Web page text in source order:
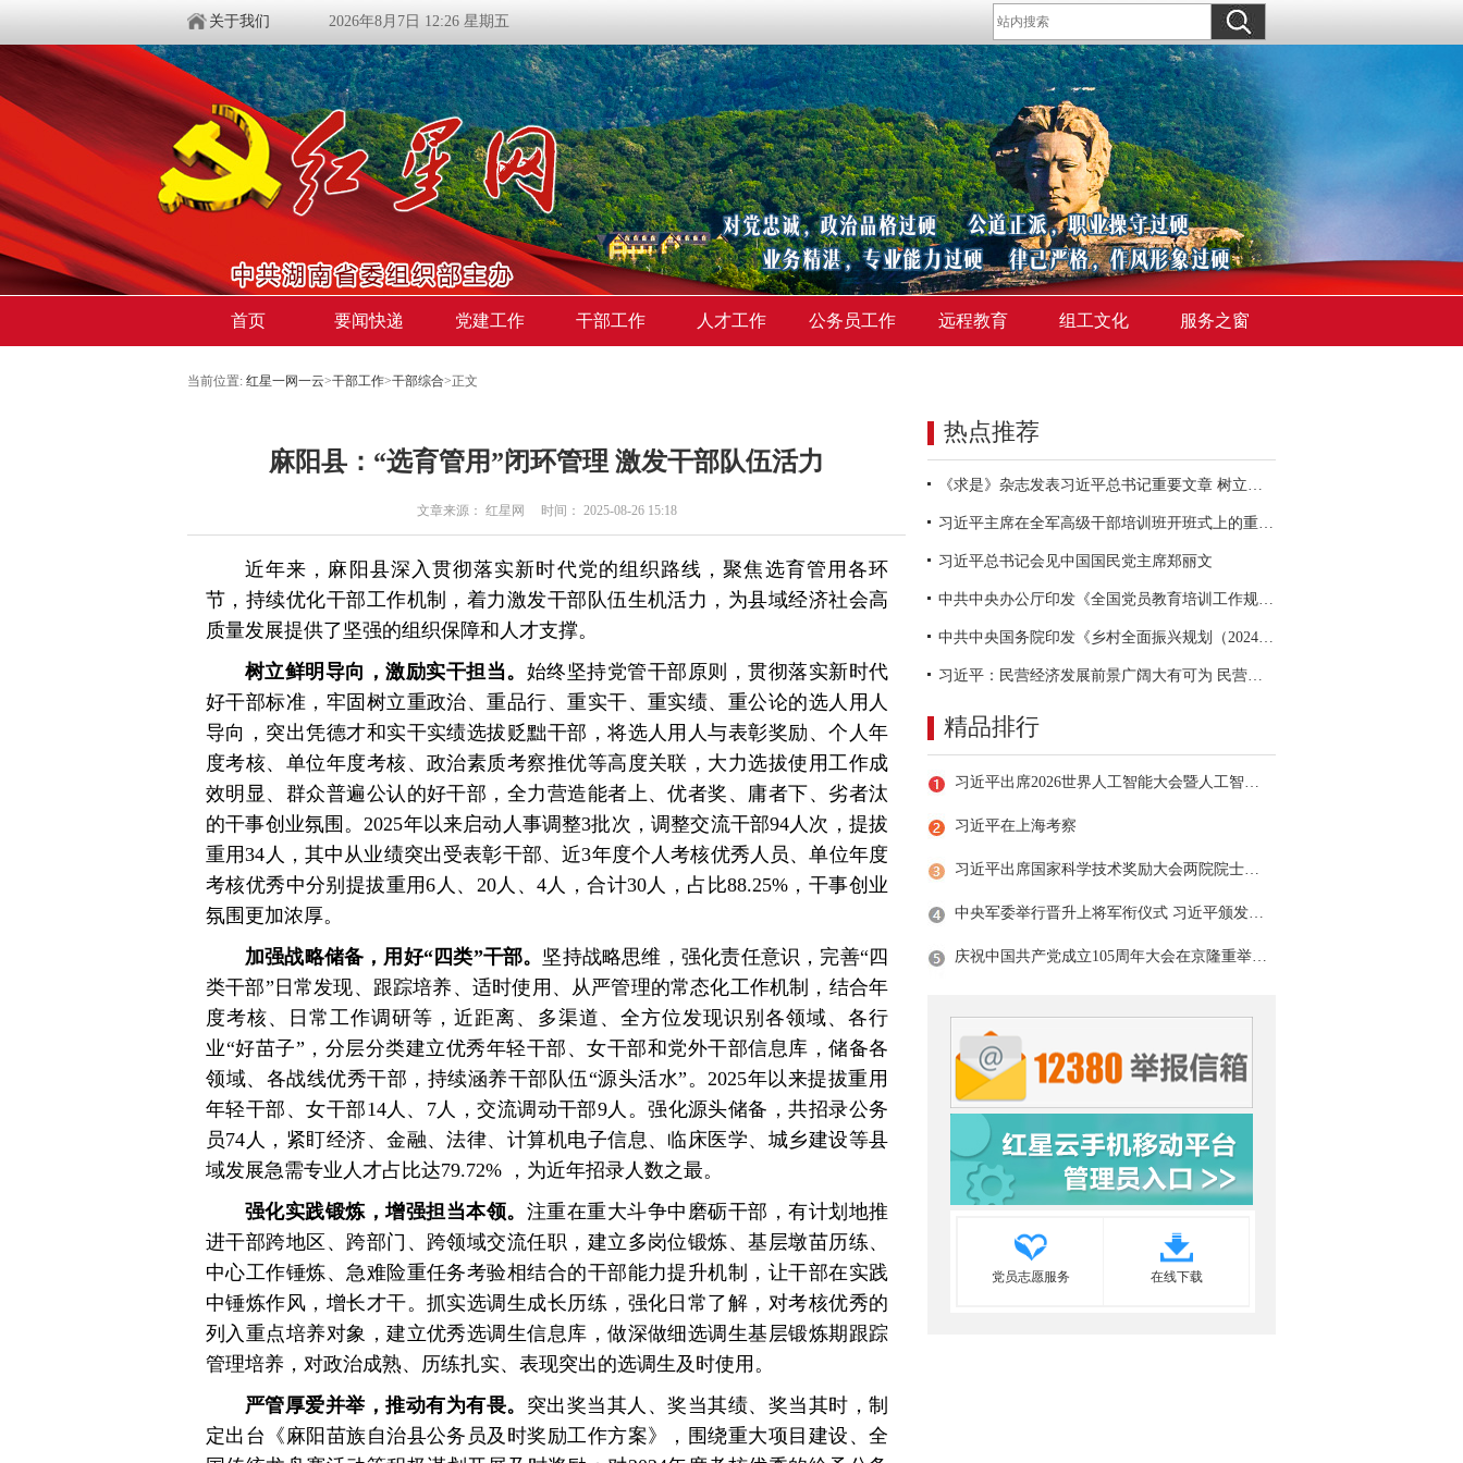
关于我们 2026年8月7日 12:26 星期五
首页 要闻快递 党建工作 干部工作 人才工作 公务员工作 远程教育 组工文化 服务之窗
当前位置: 红星一网一云>干部工作>干部综合>正文
麻阳县：“选育管用”闭环管理 激发干部队伍活力
文章来源： 红星网 时间： 2025-08-26 15:18
近年来，麻阳县深入贯彻落实新时代党的组织路线，聚焦选育管用各环
节，持续优化干部工作机制，着力激发干部队伍生机活力，为县域经济社会高
质量发展提供了坚强的组织保障和人才支撑。
树立鲜明导向，激励实干担当。 始终坚持党管干部原则，贯彻落实新时代
好干部标准，牢固树立重政治、重品行、重实干、重实绩、重公论的选人用人
导向，突出凭德才和实干实绩选拔贬黜干部，将选人用人与表彰奖励、个人年
度考核、单位年度考核、政治素质考察推优等高度关联，大力选拔使用工作成
效明显、群众普遍公认的好干部，全力营造能者上、优者奖、庸者下、劣者汰
的干事创业氛围。2025年以来启动人事调整3批次，调整交流干部94人次，提拔
重用34人，其中从业绩突出受表彰干部、近3年度个人考核优秀人员、单位年度
考核优秀中分别提拔重用6人、20人、4人，合计30人，占比88.25%，干事创业
氛围更加浓厚。
加强战略储备，用好“四类”干部。 坚持战略思维，强化责任意识，完善“四
类干部”日常发现、跟踪培养、适时使用、从严管理的常态化工作机制，结合年
度考核、日常工作调研等，近距离、多渠道、全方位发现识别各领域、各行
业“好苗子”，分层分类建立优秀年轻干部、女干部和党外干部信息库，储备各
领域、各战线优秀干部，持续涵养干部队伍“源头活水”。2025年以来提拔重用
年轻干部、女干部14人、7人，交流调动干部9人。强化源头储备，共招录公务
员74人，紧盯经济、金融、法律、计算机电子信息、临床医学、城乡建设等县
域发展急需专业人才占比达79.72% ，为近年招录人数之最。
强化实践锻炼，增强担当本领。 注重在重大斗争中磨砺干部，有计划地推
进干部跨地区、跨部门、跨领域交流任职，建立多岗位锻炼、基层墩苗历练、
中心工作锤炼、急难险重任务考验相结合的干部能力提升机制，让干部在实践
中锤炼作风，增长才干。抓实选调生成长历练，强化日常了解，对考核优秀的
列入重点培养对象，建立优秀选调生信息库，做深做细选调生基层锻炼期跟踪
管理培养，对政治成熟、历练扎实、表现突出的选调生及时使用。
严管厚爱并举，推动有为有畏。 突出奖当其人、奖当其绩、奖当其时，制
定出台《麻阳苗族自治县公务员及时奖励工作方案》，围绕重大项目建设、全
热点推荐
《求是》杂志发表习近平总书记重要文章 树立和践行正确政绩观
习近平主席在全军高级干部培训班开班式上的重要讲话引领全军开展思想整风、深化政治整训
习近平总书记会见中国国民党主席郑丽文
中共中央办公厅印发《全国党员教育培训工作规划（2024－2028年）》
中共中央国务院印发《乡村全面振兴规划（2024—2027年）》
习近平：民营经济发展前景广阔大有可为 民营企业和民营企业家大显身手正当其时
精品排行
习近平出席2026世界人工智能大会暨人工智能全球治理高级别会议开幕式并发表主旨讲话
习近平在上海考察
习近平出席国家科学技术奖励大会两院院士大会中国科协第十一次全国代表大会并发表重要讲话
中央军委举行晋升上将军衔仪式 习近平颁发命令状并向晋衔的军官表示祝贺
庆祝中国共产党成立105周年大会在京隆重举行 习近平发表重要讲话
党员志愿服务 在线下载